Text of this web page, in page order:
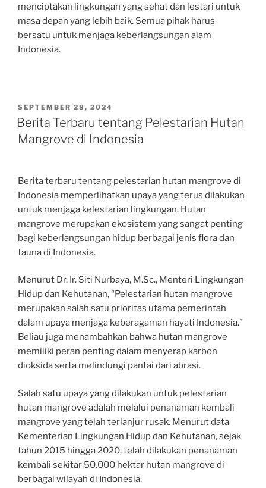
menciptakan lingkungan yang sehat dan lestari untuk
masa depan yang lebih baik. Semua pihak harus
bersatu untuk menjaga keberlangsungan alam
Indonesia.
POSTED
ON
SEPTEMBER 28, 2024
Berita Terbaru tentang Pelestarian Hutan
Mangrove di Indonesia
Berita terbaru tentang pelestarian hutan mangrove di
Indonesia memperlihatkan upaya yang terus dilakukan
untuk menjaga kelestarian lingkungan. Hutan
mangrove merupakan ekosistem yang sangat penting
bagi keberlangsungan hidup berbagai jenis flora dan
fauna di Indonesia.
Menurut Dr. Ir. Siti Nurbaya, M.Sc., Menteri Lingkungan
Hidup dan Kehutanan, “Pelestarian hutan mangrove
merupakan salah satu prioritas utama pemerintah
dalam upaya menjaga keberagaman hayati Indonesia.”
Beliau juga menambahkan bahwa hutan mangrove
memiliki peran penting dalam menyerap karbon
dioksida serta melindungi pantai dari abrasi.
Salah satu upaya yang dilakukan untuk pelestarian
hutan mangrove adalah melalui penanaman kembali
mangrove yang telah terlanjur rusak. Menurut data
Kementerian Lingkungan Hidup dan Kehutanan, sejak
tahun 2015 hingga 2020, telah dilakukan penanaman
kembali sekitar 50.000 hektar hutan mangrove di
berbagai wilayah di Indonesia.